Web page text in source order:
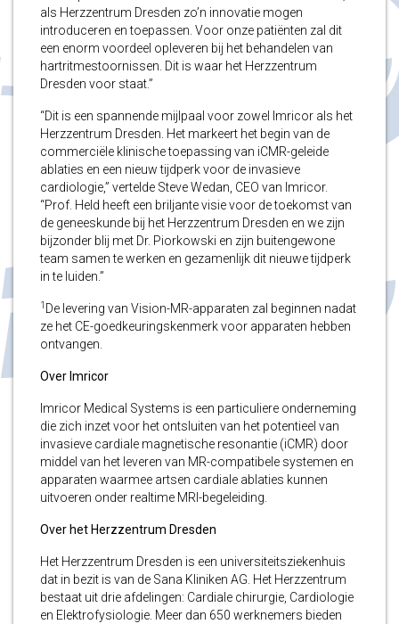
als Herzzentrum Dresden zo’n innovatie mogen
introduceren en toepassen. Voor onze patiënten zal dit
een enorm voordeel opleveren bij het behandelen van
hartritmestoornissen. Dit is waar het Herzzentrum
Dresden voor staat.”
“Dit is een spannende mijlpaal voor zowel Imricor als het
Herzzentrum Dresden. Het markeert het begin van de
commerciële klinische toepassing van iCMR-geleide
ablaties en een nieuw tijdperk voor de invasieve
cardiologie,” vertelde Steve Wedan, CEO van Imricor.
“Prof. Held heeft een briljante visie voor de toekomst van
de geneeskunde bij het Herzzentrum Dresden en we zijn
bijzonder blij met Dr. Piorkowski en zijn buitengewone
team samen te werken en gezamenlijk dit nieuwe tijdperk
in te luiden.”
1 De levering van Vision-MR-apparaten zal beginnen nadat
ze het CE-goedkeuringskenmerk voor apparaten hebben
ontvangen.
Over Imricor
Imricor Medical Systems is een particuliere onderneming
die zich inzet voor het ontsluiten van het potentieel van
invasieve cardiale magnetische resonantie (iCMR) door
middel van het leveren van MR-compatibele systemen en
apparaten waarmee artsen cardiale ablaties kunnen
uitvoeren onder realtime MRI-begeleiding.
Over het Herzzentrum Dresden
Het Herzzentrum Dresden is een universiteitsziekenhuis
dat in bezit is van de Sana Kliniken AG. Het Herzzentrum
bestaat uit drie afdelingen: Cardiale chirurgie, Cardiologie
en Elektrofysiologie. Meer dan 650 werknemers bieden